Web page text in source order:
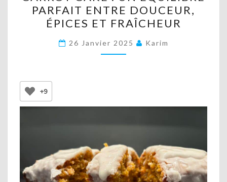
:
UN
ÉQUILIBRE
PARFAIT
ET
PARFAIT ENTRE DOUCEUR,
ÉPICES ET FRAÎCHEUR
26 Janvier 2025 Karim
+9